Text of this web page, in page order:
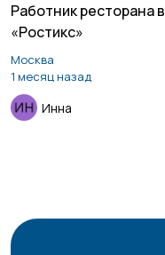
Работник ресторана в
«Ростикс»
Москва
1 месяц назад
Инна